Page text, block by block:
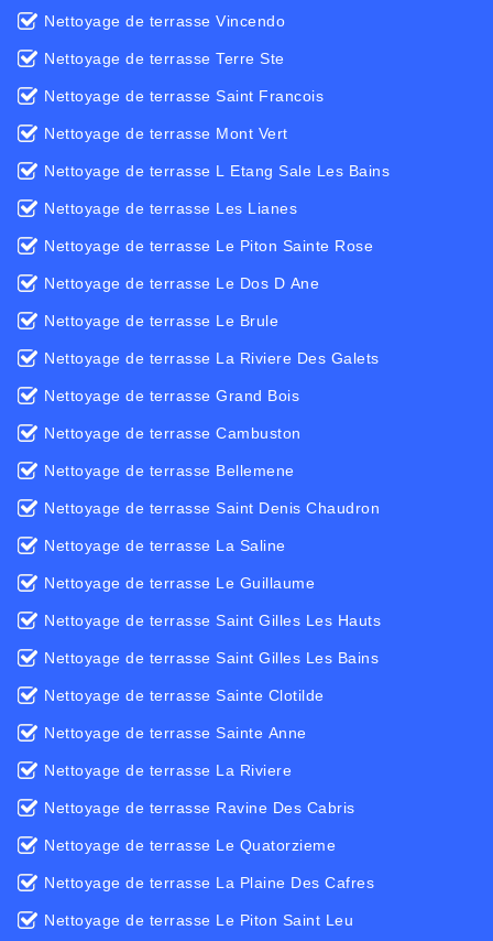
Nettoyage de terrasse Vincendo
Nettoyage de terrasse Terre Ste
Nettoyage de terrasse Saint Francois
Nettoyage de terrasse Mont Vert
Nettoyage de terrasse L Etang Sale Les Bains
Nettoyage de terrasse Les Lianes
Nettoyage de terrasse Le Piton Sainte Rose
Nettoyage de terrasse Le Dos D Ane
Nettoyage de terrasse Le Brule
Nettoyage de terrasse La Riviere Des Galets
Nettoyage de terrasse Grand Bois
Nettoyage de terrasse Cambuston
Nettoyage de terrasse Bellemene
Nettoyage de terrasse Saint Denis Chaudron
Nettoyage de terrasse La Saline
Nettoyage de terrasse Le Guillaume
Nettoyage de terrasse Saint Gilles Les Hauts
Nettoyage de terrasse Saint Gilles Les Bains
Nettoyage de terrasse Sainte Clotilde
Nettoyage de terrasse Sainte Anne
Nettoyage de terrasse La Riviere
Nettoyage de terrasse Ravine Des Cabris
Nettoyage de terrasse Le Quatorzieme
Nettoyage de terrasse La Plaine Des Cafres
Nettoyage de terrasse Le Piton Saint Leu